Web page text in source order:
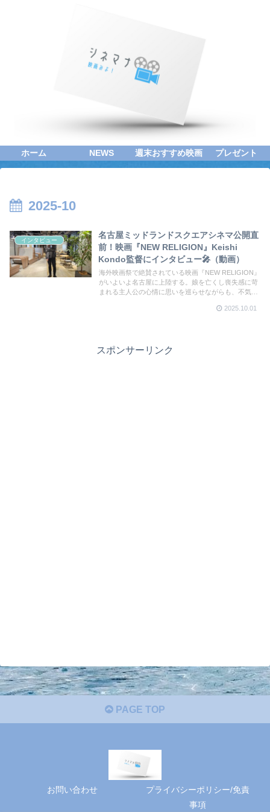
ホーム NEWS 週末おすすめ映画 プレゼント
2025-10
インタビュー
名古屋ミッドランドスクエアシネマ公開直
前！映画『NEW RELIGION』Keishi
Kondo監督にインタビュー🎤（動画）
海外映画祭で絶賛されている映画『NEW RELIGION』
がいよいよ名古屋に上陸する。娘を亡くし喪失感に苛
まれる主人公の心情に思いを巡らせながらも、不気味
監督にインタビューさせてもらいました。2025.10.01
スポンサーリンク
PAGE TOP
お問い合わせ
プライバシーポリシー/免責
事項